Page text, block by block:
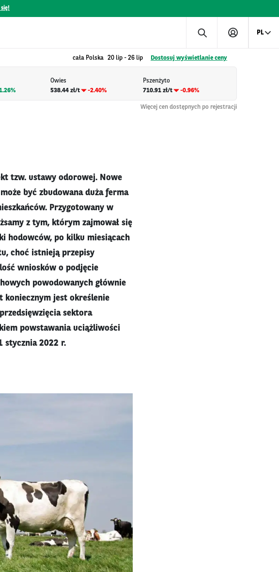
PL
cała Polska 20 lip - 26 lip Dostosuj wyświetlanie ceny
Owies
538.44 zł/t
-2.40%
Pszenżyto
710.91 zł/t
-0.96%
Więcej cen dostępnych po rejestracji
tzw. ustawy odorowej. Nowe
być zbudowana duża ferma
Przygotowany w
z tym, którym zajmował się
hodowców, po kilku miesiącach
choć istnieją przepisy
wniosków o podjęcie
powodowanych głównie
koniecznym jest określenie
sektora
powstawania uciążliwości
stycznia 2022 r.